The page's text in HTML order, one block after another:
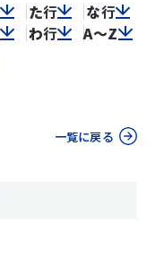
た行 な行
わ行
A～Z
一覧に戻る